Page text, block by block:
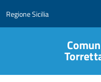
Regione Sicilia